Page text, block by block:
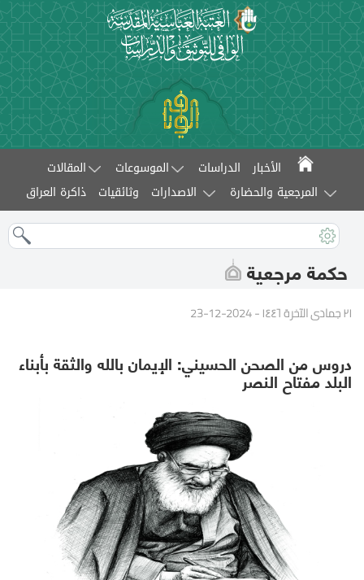
الأخبار الدراسات الموسوعات
المقالات
المرجعية والحضارة
الاصدارات وثائقيات ذاكرة العراق
حكمة مرجعية
٢١ جمادى الآخرة ١٤٤٦ - 2024-12-23
دروس من الصحن الحسيني: الإيمان بالله والثقة بأبناء
البلد مفتاح النصر